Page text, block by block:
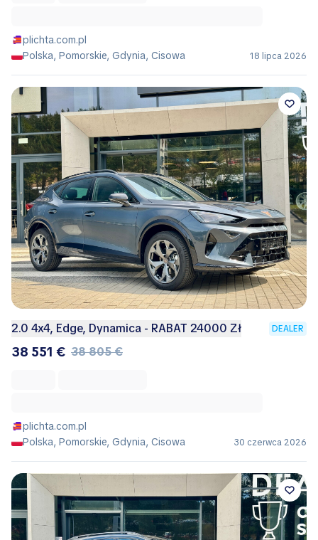
plichta.com.pl
Polska, Pomorskie, Gdynia, Cisowa
18 lipca 2026
2.0 4x4, Edge, Dynamica - RABAT 24000 Zł DEALER
38 551 € 38 805 €
plichta.com.pl
Polska, Pomorskie, Gdynia, Cisowa
30 czerwca 2026